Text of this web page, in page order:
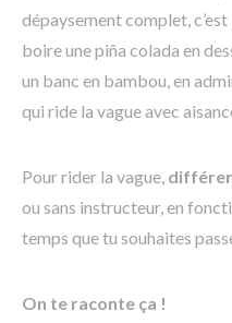
dépaysement complet,
boire une piña colada en
un banc en bambou, en
qui ride la vague avec
Pour rider la vague,
ou sans instructeur, en
temps que tu souhaites
On te raconte ça !